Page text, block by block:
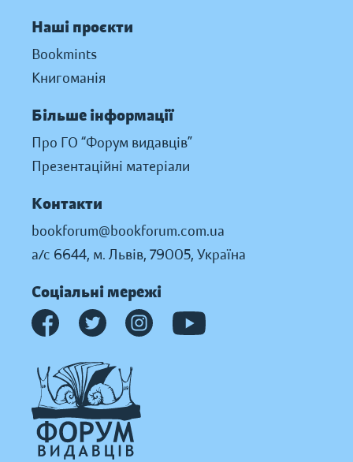
Наші проєкти
Bookmints
Книгоманія
Більше інформації
Про ГО “Форум видавців”
Презентаційні матеріали
Контакти
bookforum@bookforum.com.ua
а/с 6644, м. Львів, 79005, Україна
Соціальні мережі